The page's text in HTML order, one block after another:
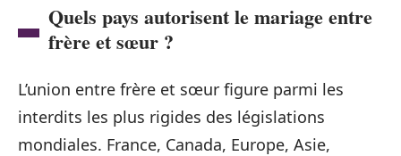
Quels pays autorisent le mariage entre
frère et sœur ?
L’union entre frère et sœur figure parmi les
interdits les plus rigides des législations
mondiales. France, Canada, Europe, Asie,